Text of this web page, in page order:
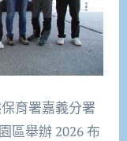
育署嘉義分署
區舉辦 2026 布